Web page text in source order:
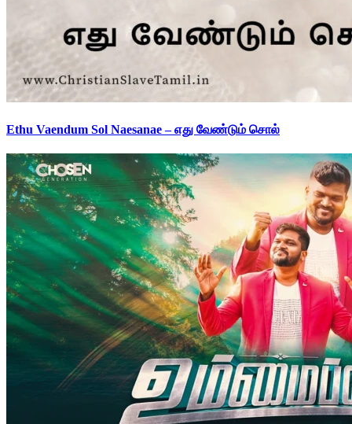
Ethu Vaendum Sol Naesanae – எது வேண்டும் சொல்